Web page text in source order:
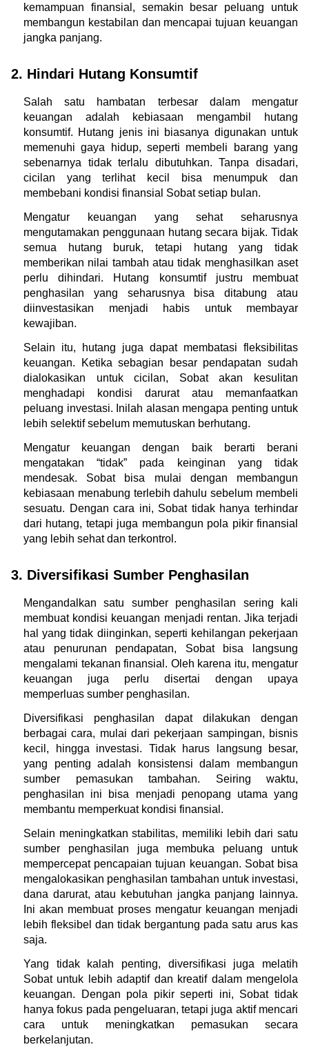
kemampuan finansial, semakin besar peluang untuk
membangun kestabilan dan mencapai tujuan keuangan
jangka panjang.
2. Hindari Hutang Konsumtif
Salah satu hambatan terbesar dalam mengatur
keuangan adalah kebiasaan mengambil hutang
konsumtif. Hutang jenis ini biasanya digunakan untuk
memenuhi gaya hidup, seperti membeli barang yang
sebenarnya tidak terlalu dibutuhkan. Tanpa disadari,
cicilan yang terlihat kecil bisa menumpuk dan
membebani kondisi finansial Sobat setiap bulan.
Mengatur keuangan yang sehat seharusnya
mengutamakan penggunaan hutang secara bijak. Tidak
semua hutang buruk, tetapi hutang yang tidak
memberikan nilai tambah atau tidak menghasilkan aset
perlu dihindari. Hutang konsumtif justru membuat
penghasilan yang seharusnya bisa ditabung atau
diinvestasikan menjadi habis untuk membayar
kewajiban.
Selain itu, hutang juga dapat membatasi fleksibilitas
keuangan. Ketika sebagian besar pendapatan sudah
dialokasikan untuk cicilan, Sobat akan kesulitan
menghadapi kondisi darurat atau memanfaatkan
peluang investasi. Inilah alasan mengapa penting untuk
lebih selektif sebelum memutuskan berhutang.
Mengatur keuangan dengan baik berarti berani
mengatakan “tidak” pada keinginan yang tidak
mendesak. Sobat bisa mulai dengan membangun
kebiasaan menabung terlebih dahulu sebelum membeli
sesuatu. Dengan cara ini, Sobat tidak hanya terhindar
dari hutang, tetapi juga membangun pola pikir finansial
yang lebih sehat dan terkontrol.
3. Diversifikasi Sumber Penghasilan
Mengandalkan satu sumber penghasilan sering kali
membuat kondisi keuangan menjadi rentan. Jika terjadi
hal yang tidak diinginkan, seperti kehilangan pekerjaan
atau penurunan pendapatan, Sobat bisa langsung
mengalami tekanan finansial. Oleh karena itu, mengatur
keuangan juga perlu disertai dengan upaya
memperluas sumber penghasilan.
Diversifikasi penghasilan dapat dilakukan dengan
berbagai cara, mulai dari pekerjaan sampingan, bisnis
kecil, hingga investasi. Tidak harus langsung besar,
yang penting adalah konsistensi dalam membangun
sumber pemasukan tambahan. Seiring waktu,
penghasilan ini bisa menjadi penopang utama yang
membantu memperkuat kondisi finansial.
Selain meningkatkan stabilitas, memiliki lebih dari satu
sumber penghasilan juga membuka peluang untuk
mempercepat pencapaian tujuan keuangan. Sobat bisa
mengalokasikan penghasilan tambahan untuk investasi,
dana darurat, atau kebutuhan jangka panjang lainnya.
Ini akan membuat proses mengatur keuangan menjadi
lebih fleksibel dan tidak bergantung pada satu arus kas
saja.
Yang tidak kalah penting, diversifikasi juga melatih
Sobat untuk lebih adaptif dan kreatif dalam mengelola
keuangan. Dengan pola pikir seperti ini, Sobat tidak
hanya fokus pada pengeluaran, tetapi juga aktif mencari
cara untuk meningkatkan pemasukan secara
berkelanjutan.